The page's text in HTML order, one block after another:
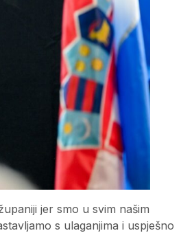
jer smo u svim našim
s ulaganjima i uspješno